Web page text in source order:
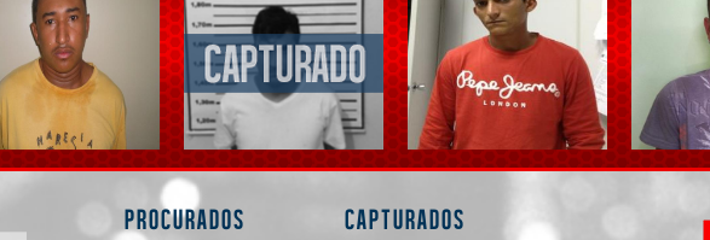
Procurados Capturados